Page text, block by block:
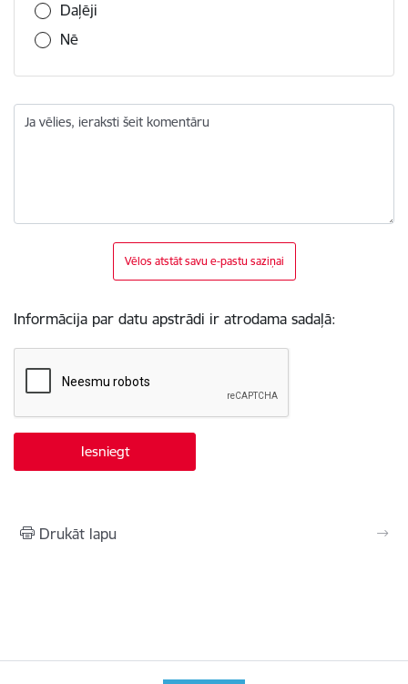
Daļēji
Nē
Ja vēlies, ieraksti šeit komentāru
Vēlos atstāt savu e-pastu saziņai
Informācija par datu apstrādi ir atrodama sadaļā:
Drukāt lapu